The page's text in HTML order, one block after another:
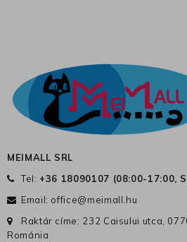
MEIMALL SRL
Tel: +36 18090107 (08:00-17:00,
Email: office@meimall.hu
Raktár címe: 232 Caisului utca,
Románia